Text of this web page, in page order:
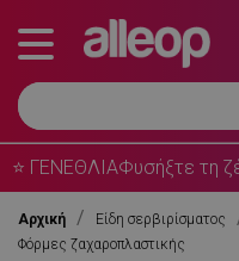
⭐ ΓΕΝΕΘΛΙΑΦυσήξτε τη
Αρχική Είδη σερβιρίσματος
Φόρμες ζαχαροπλαστικής